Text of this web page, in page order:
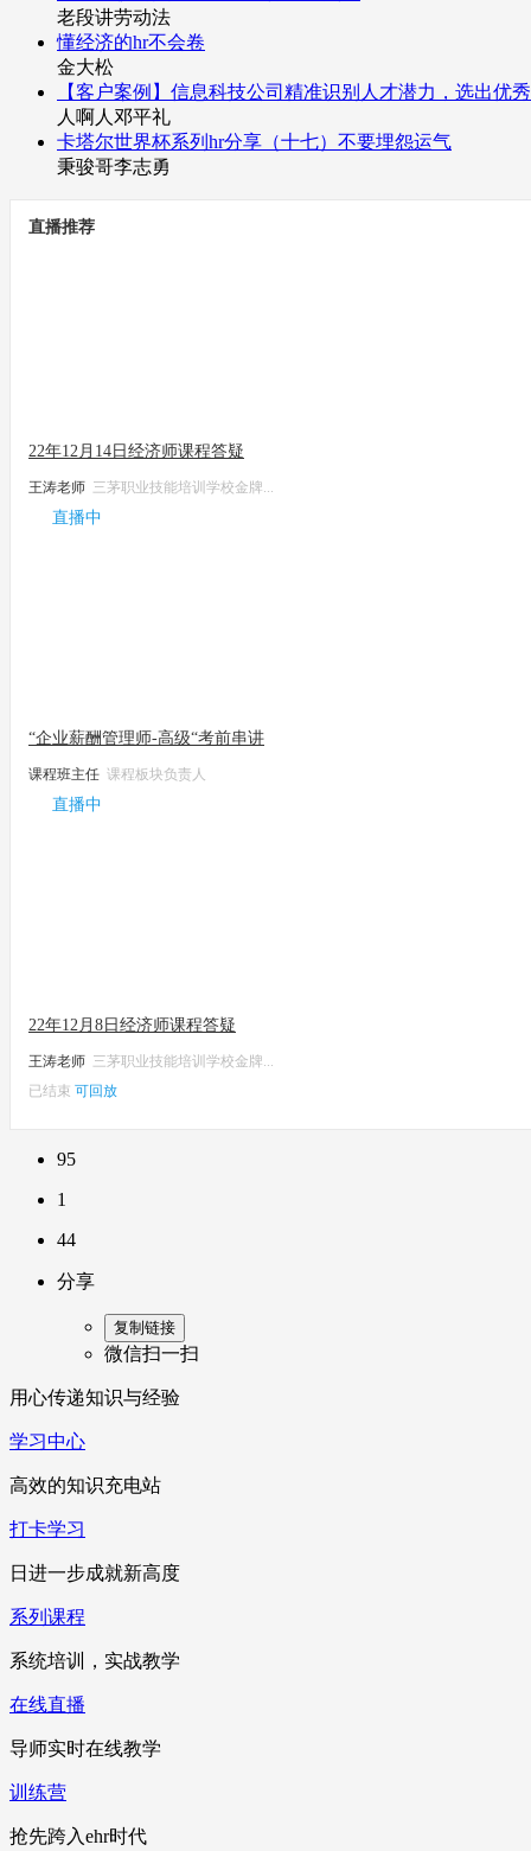
老段讲劳动法
懂经济的hr不会卷
金大松
【客户案例】信息科技公司精准识别人才潜力，选出优
人啊人邓平礼
卡塔尔世界杯系列hr分享（十七）不要埋怨运气
秉骏哥李志勇
直播推荐
22年12月14日经济师课程答疑
王涛老师 三茅职业技能培训学校金牌...
直播中
“企业薪酬管理师-高级“考前串讲
课程班主任 课程板块负责人
直播中
22年12月8日经济师课程答疑
王涛老师 三茅职业技能培训学校金牌...
已结束 可回放
95
1
44
分享
复制链接
微信扫一扫
用心传递知识与经验
学习中心
高效的知识充电站
打卡学习
日进一步成就新高度
系列课程
系统培训，实战教学
在线直播
导师实时在线教学
训练营
抢先跨入ehr时代